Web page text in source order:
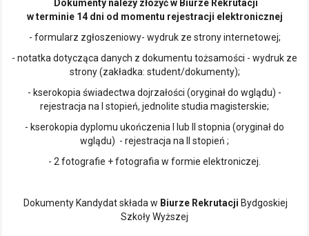
Dokumenty należy złożyć w Biurze Rekrutacji
w terminie 14 dni od momentu rejestracji elektronicznej
- formularz zgłoszeniowy- wydruk ze strony internetowej;
- notatka dotycząca danych z dokumentu tożsamości - wydruk ze
strony (zakładka: student/dokumenty);
- kserokopia świadectwa dojrzałości (oryginał do wglądu) -
rejestracja na I stopień, jednolite studia magisterskie;
- kserokopia dyplomu ukończenia I lub II stopnia (oryginał do
wglądu) - rejestracja na II stopień ;
- 2 fotografie + fotografia w formie elektroniczej.
Dokumenty Kandydat składa w Biurze Rekrutacji Bydgoskiej
Szkoły Wyższej